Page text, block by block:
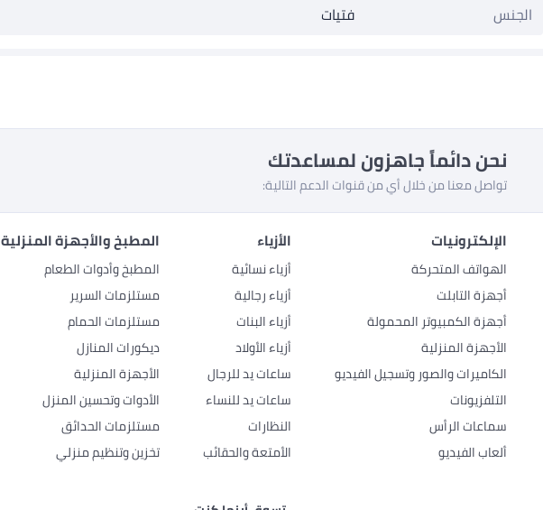
الجنس فتيات
نحن دائماً جاهزون لمساعدتك
تواصل معنا من خلال أي من قنوات الدعم التالية:
الإلكترونيات
الهواتف المتحركة
أجهزة التابلت
أجهزة الكمبيوتر المحمولة
الأجهزة المنزلية
الكاميرات والصور وتسجيل الفيديو
التلفزيونات
سماعات الرأس
ألعاب الفيديو
الأزياء
أزياء نسائية
أزياء رجالية
أزياء البنات
أزياء الأولاد
ساعات يد للرجال
ساعات يد للنساء
النظارات
الأمتعة والحقائب
المطبخ والأجهزة المنزلية
المطبخ وأدوات الطعام
مستلزمات السرير
مستلزمات الحمام
ديكورات المنازل
الأجهزة المنزلية
الأدوات وتحسين المنزل
مستلزمات الحدائق
تخزين وتنظيم منزلي